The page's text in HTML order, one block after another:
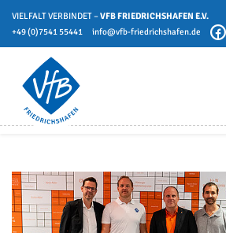
VIELFALT VERBINDET –VFB FRIEDRICHSHAFEN E.V.
+49 (0)7541 55441
info@vfb-friedrichshafen.de